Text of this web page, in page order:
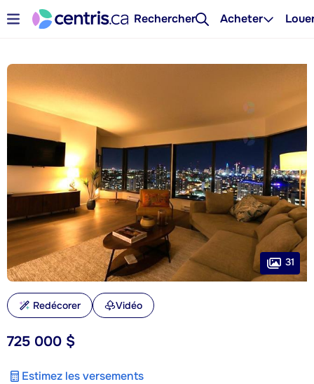
Rechercher Acheter
725 000 $
Estimez les versements
31
Redécorer Vidéo